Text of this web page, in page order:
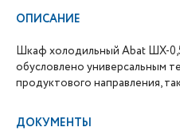
ОПИСАНИЕ
Шкаф холодильный Abat ШХ-
обусловлено универсальным
продуктового направления,
ДОКУМЕНТЫ